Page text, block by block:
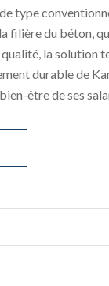
type
filière du béton,
la solution
durable de
être de ses